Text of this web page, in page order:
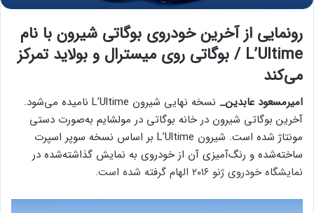
رونمایی از آخرین خودروی بوگاتی شیرون با نام
L’Ultime / بوگاتی روی میسترال و بولاید تمرکز
می‌کند
امیرمسعود عابدین_
نسخه نهایی شیرون L’Ultime نامیده می‌شود.
آخرین بوگاتی شیرون در خانه بوگاتی در مولشایم به‌صورت دستی
مونتاژ شده است. شیرون L’Ultime بر اساس نسخه سوپر اسپرت
ساخته‌شده و رنگ‌آمیزی آن از خودروی به نمایش گذاشته‌شده در
نمایشگاه خودروی ژنو ۲۰۱۶ الهام گرفته شده است.